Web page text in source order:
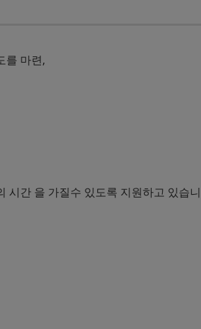
를 마련,
시간 을 가질수 있도록 지원하고 있습